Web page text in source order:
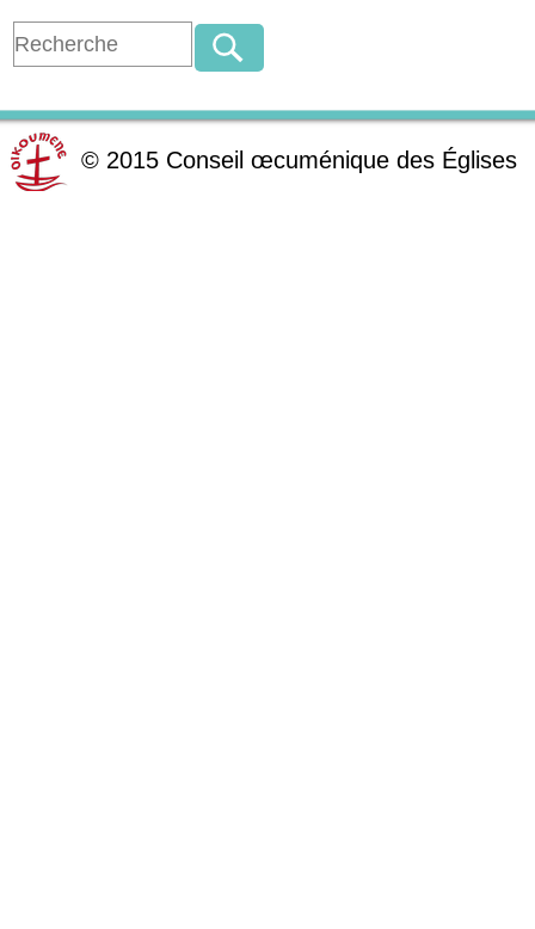
© 2015 Conseil œcuménique des Églises